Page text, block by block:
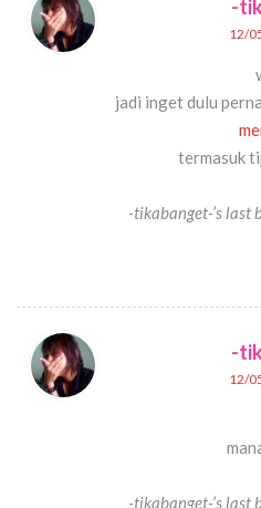
-
12/
jadi inget dulu
termasuk
-tikabanget-’s last
-
12/
-tikabanget-’s last